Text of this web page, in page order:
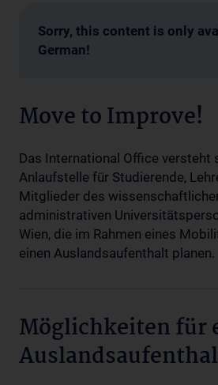
Sorry, this content is only
German!
Move to Improve!
Das International Office versteht
Anlaufstelle für Studierende,
Mitglieder des
administrativen
Wien, die im Rahmen eines
einen Auslandsaufenthalt planen.
Möglichkeiten für